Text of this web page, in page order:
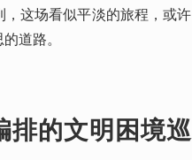
这场看似平淡的旅程，或许
道路。
的文明困境巡